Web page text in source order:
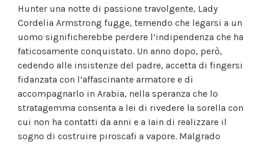
Hunter una notte di passione travolgente, Lady
Cordelia Armstrong fugge, temendo che legarsi a un
uomo significherebbe perdere l’indipendenza che ha
faticosamente conquistato. Un anno dopo, però,
cedendo alle insistenze del padre, accetta di fingersi
fidanzata con l’affascinante armatore e di
accompagnarlo in Arabia, nella speranza che lo
stratagemma consenta a lei di rivedere la sorella con
cui non ha contatti da anni e a Iain di realizzare il
sogno di costruire piroscafi a vapore. Malgrado